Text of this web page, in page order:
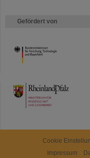
Gefördert von
HMWK
TMWWDG
Cookie
Impressum